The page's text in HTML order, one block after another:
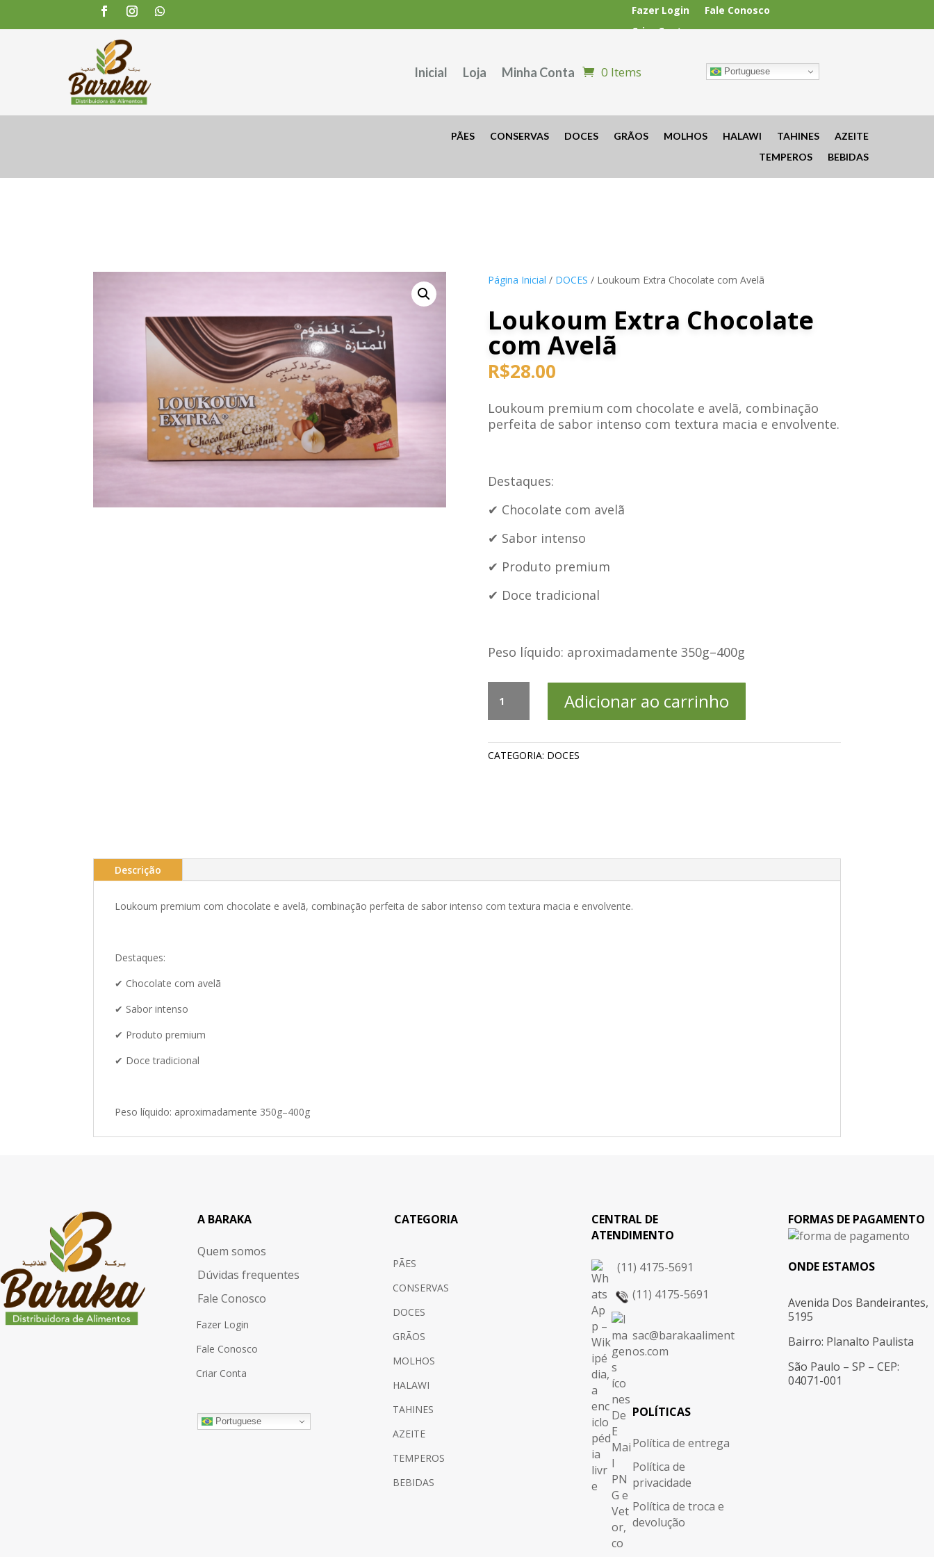
Fazer Login
Fale Conosco
Criar Conta
Inicial Loja Minha Conta 0 Items Portuguese
PÃES CONSERVAS DOCES GRÃOS MOLHOS HALAWI TAHINES
AZEITE
TEMPEROS
BEBIDAS
Página Inicial / DOCES / Loukoum Extra Chocolate com Avelã
Loukoum Extra Chocolate
com Avelã
R$28.00
Loukoum premium com chocolate e avelã, combinação
perfeita de sabor intenso com textura macia e envolvente.
Destaques:
✔ Chocolate com avelã
✔ Sabor intenso
✔ Produto premium
✔ Doce tradicional
Peso líquido: aproximadamente 350g–400g
Extra
Chocolate
Avelã
Adicionar ao carrinho
CATEGORIA: DOCES
Descrição
Loukoum premium com chocolate e avelã, combinação perfeita de sabor intenso com textura macia e envolvente.
Destaques:
✔ Chocolate com avelã
✔ Sabor intenso
✔ Produto premium
✔ Doce tradicional
Peso líquido: aproximadamente 350g–400g
A BARAKA
Quem somos
Dúvidas frequentes
Fale Conosco
Fazer Login
Fale Conosco
Criar Conta
Portuguese
CATEGORIA
PÃES
CONSERVAS
DOCES
GRÃOS
MOLHOS
HALAWI
TAHINES
AZEITE
TEMPEROS
BEBIDAS
CENTRAL DE
ATENDIMENTO
(11) 4175-5691
(11) 4175-5691
sac@barakaaliment
os.com
POLÍTICAS
Política de entrega
Política de
privacidade
Política de troca e
devolução
FORMAS DE PAGAMENTO
ONDE ESTAMOS
Avenida Dos Bandeirantes,
5195
Bairro: Planalto Paulista
São Paulo – SP – CEP:
04071-001